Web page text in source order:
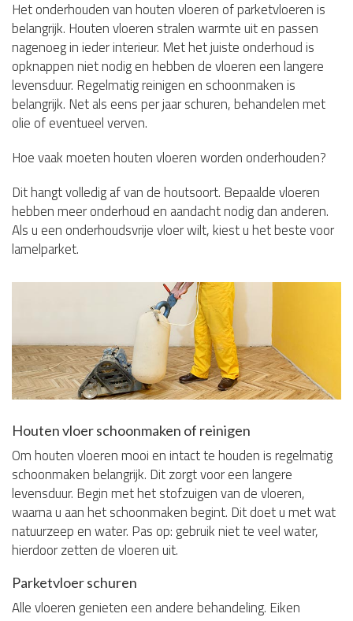
Het onderhouden van houten vloeren of parketvloeren is
belangrijk. Houten vloeren stralen warmte uit en passen
nagenoeg in ieder interieur. Met het juiste onderhoud is
opknappen niet nodig en hebben de vloeren een langere
levensduur. Regelmatig reinigen en schoonmaken is
belangrijk. Net als eens per jaar schuren, behandelen met
olie of eventueel verven.
Hoe vaak moeten houten vloeren worden onderhouden?
Dit hangt volledig af van de houtsoort. Bepaalde vloeren
hebben meer onderhoud en aandacht nodig dan anderen.
Als u een onderhoudsvrije vloer wilt, kiest u het beste voor
lamelparket.
Houten vloer schoonmaken of reinigen
Om houten vloeren mooi en intact te houden is regelmatig
schoonmaken belangrijk. Dit zorgt voor een langere
levensduur. Begin met het stofzuigen van de vloeren,
waarna u aan het schoonmaken begint. Dit doet u met wat
natuurzeep en water. Pas op: gebruik niet te veel water,
hierdoor zetten de vloeren uit.
Parketvloer schuren
Alle vloeren genieten een andere behandeling. Eiken